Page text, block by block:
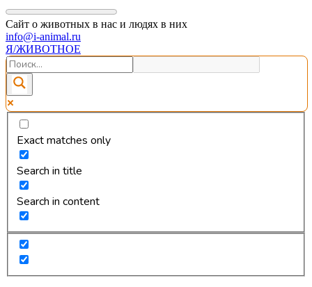
Сайт о животных в нас и людях в них
info@i-animal.ru
Я/ЖИВОТНОЕ
Exact matches only
Search in title
Search in content